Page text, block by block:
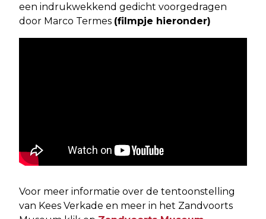
een indrukwekkend gedicht voorgedragen
door Marco Termes (filmpje hieronder)
Voor meer informatie over de tentoonstelling
van Kees Verkade en meer in het Zandvoorts